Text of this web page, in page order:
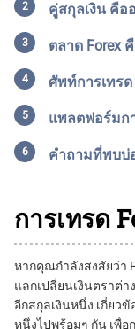
คู่สกุลเงิน คือ
ตลาด Forex
ศัพท์การเทรด
แพลตฟอร์มก
คำถามที่พบบ่
การเทรด
หากคุณกำลังสงสัยว่า
แลกเปลี่ยนเงินตราต่า
อีกสกุลเงินหนึ่ง เกี่ยว
หนึ่งไปพร้อมๆ กัน เพื่อ